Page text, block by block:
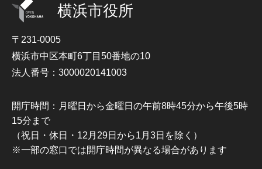
横浜市役所
〒231-0005
横浜市中区本町6丁目50番地の10
法人番号：3000020141003
開庁時間：月曜日から金曜日の午前8時45分から午後5時
15分まで
（祝日・休日・12月29日から1月3日を除く）
※一部の窓口では開庁時間が異なる場合があります